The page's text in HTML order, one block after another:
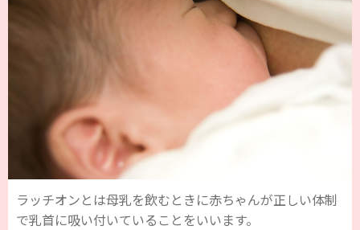
ラッチオンとは母乳を飲むときに赤ちゃんが正しい体制
で乳首に吸い付いていることをいいます。